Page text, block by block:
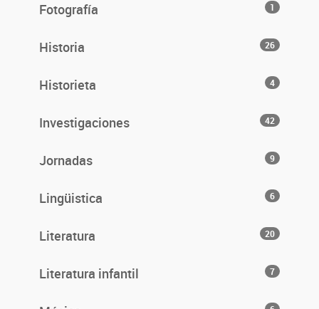
Fotografía 1
Historia 26
Historieta 4
Investigaciones 42
Jornadas 9
Lingüistica 6
Literatura 20
Literatura infantil 7